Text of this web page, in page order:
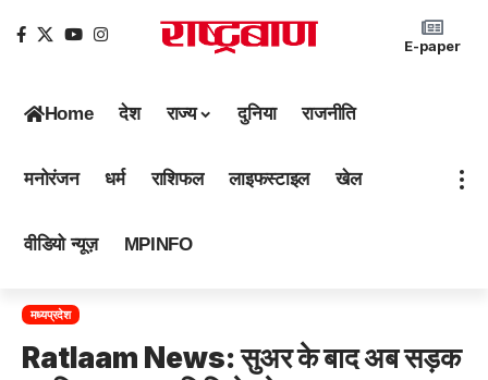
E-paper
Home देश राज्य दुनिया राजनीति
मनोरंजन धर्म राशिफल लाइफस्टाइल खेल
वीडियो न्यूज़ MPINFO
मध्यप्रदेश
Ratlaam News: सुअर के बाद अब सड़क